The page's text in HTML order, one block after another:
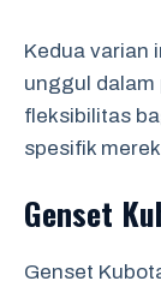
Kedua varian
unggul dalam
fleksibilitas
spesifik
Genset
Genset